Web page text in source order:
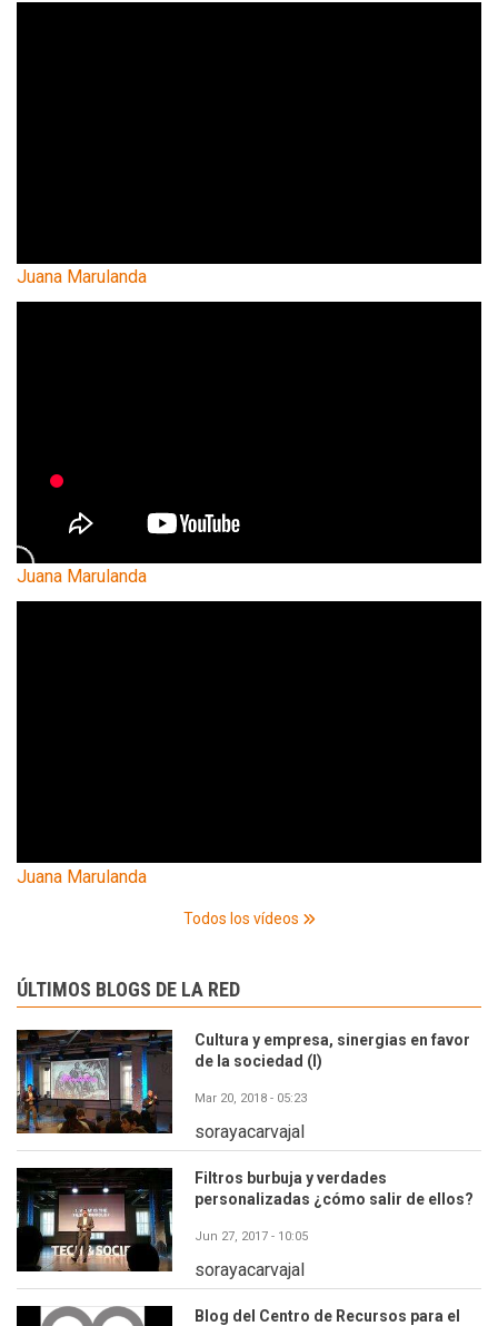
Juana Marulanda
Juana Marulanda
Juana Marulanda
Todos los vídeos
ÚLTIMOS BLOGS DE LA RED
Cultura y empresa, sinergias en favor
de la sociedad (I)
Mar 20, 2018 - 05:23
sorayacarvajal
Filtros burbuja y verdades
personalizadas ¿cómo salir de ellos?
Jun 27, 2017 - 10:05
sorayacarvajal
Blog del Centro de Recursos para el